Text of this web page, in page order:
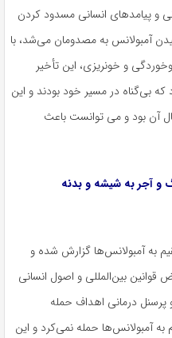
و پیامدهای انسانی مسدود کردن
آمبولانس به مصدومان می‌شد، با
و خونریزی، این تأخیر
بی‌گناه در مسیر خود بودند و این
آن بود و می توانست باعث
و آجر به شیشه و بدنه
به آمبولانس‌ها گزارش شده و
قوانین بین‌المللی و اصول انسانی
پرسنل درمانی اهداف حمله
آمبولانس‌ها حمله نمی‌کرد و این